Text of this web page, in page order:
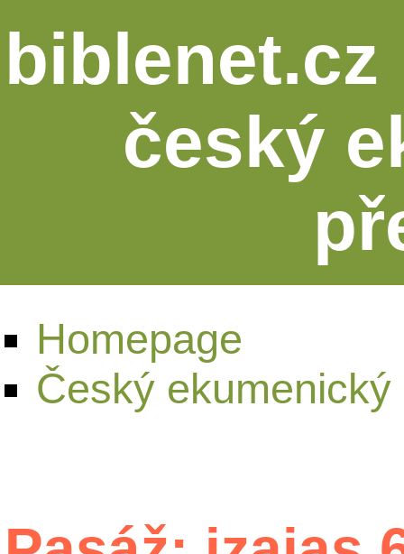
český
Homepage
Český ekumenický